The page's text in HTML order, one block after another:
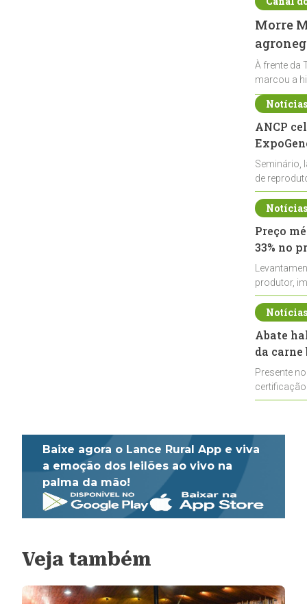
Morre
À frente da
marcou a
ANCP
Seminário,
de
durante a
Preço
33% no
produtor,
de leite cru
Abate
da
Presente
Baixe agora o Lance Rural App e viva
a emoção dos leilões ao vivo na
palma da mão!
Veja também